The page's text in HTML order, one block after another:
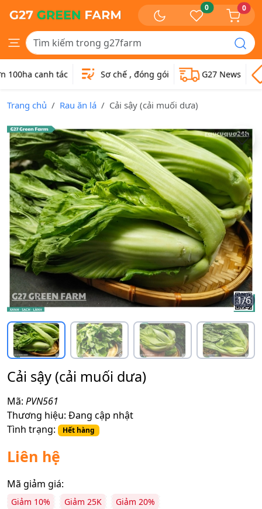
0 0
canh tác Sơ chế , đóng gói G27 News
Trang chủ Rau ăn lá Cải sậy (cải muối dưa)
1/6
Cải sậy (cải muối dưa)
Mã: PVN561
Thương hiệu: Đang cập nhật
Tình trạng:
Hết hàng
Liên hệ
Mã giảm giá:
Giảm 10% Giảm 25K Giảm 20%